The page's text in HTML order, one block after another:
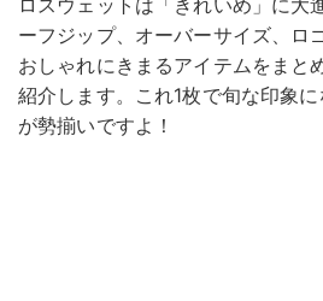
ロスウェットは「きれいめ」に
ーフジップ、オーバーサイズ、ロ
おしゃれにきまるアイテムをまと
紹介します。これ1枚で旬な印象
が勢揃いですよ！